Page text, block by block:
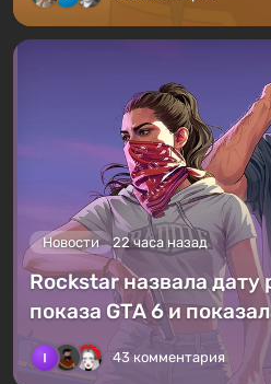
Новости 22 часа назад
Rockstar назвала дату
показа GTA 6 и
43 комментария